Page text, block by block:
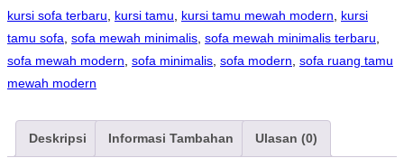
kursi sofa terbaru
kursi tamu kursi tamu mewah modern
kursi
tamu sofa sofa mewah minimalis sofa mewah minimalis terbaru
sofa mewah modern sofa minimalis sofa modern sofa ruang tamu
mewah modern
Deskripsi Informasi Tambahan Ulasan (0)